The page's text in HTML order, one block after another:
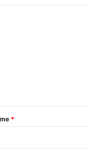
*